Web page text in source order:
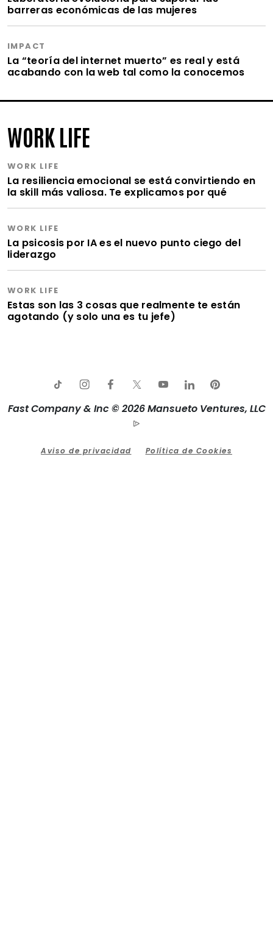
barreras económicas de las mujeres
IMPACT
La “teoría del internet muerto” es real y está
acabando con la web tal como la conocemos
WORK LIFE
WORK LIFE
La resiliencia emocional se está convirtiendo en
la skill más valiosa. Te explicamos por qué
WORK LIFE
La psicosis por IA es el nuevo punto ciego del
liderazgo
WORK LIFE
Estas son las 3 cosas que realmente te están
agotando (y solo una es tu jefe)
Fast Company & Inc © 2026 Mansueto Ventures, LLC
Aviso de privacidad Política de Cookies